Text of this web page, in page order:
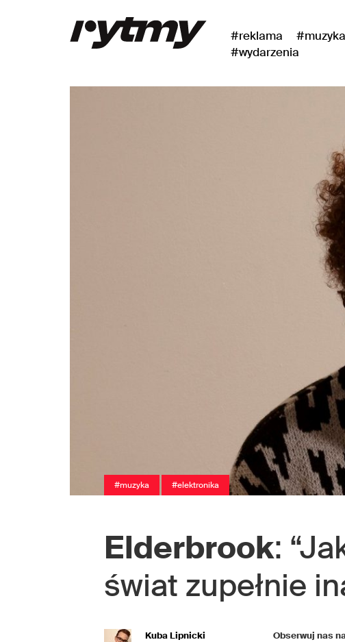
#reklama #muzyka
#wydarzenia
#muzyka #elektronika
Elderbrook:
świat zupełnie
Kuba Lipnicki
Obserwuj nas